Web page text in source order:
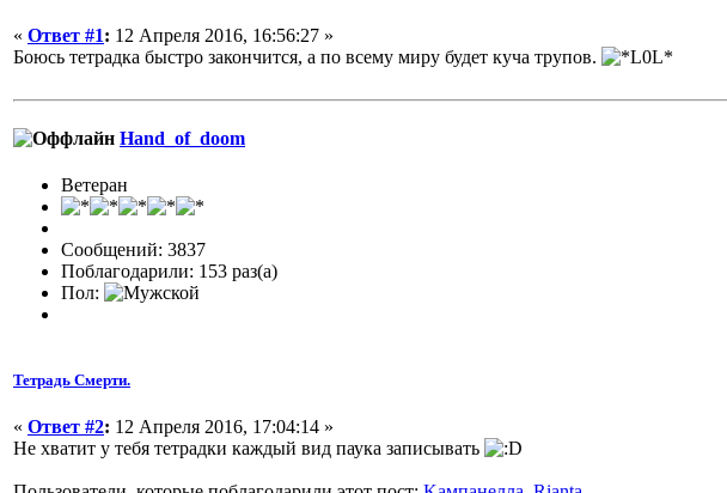
« Ответ #1: 12 Апреля 2016, 16:56:27 »
Боюсь тетрадка быстро закончится, а по всему миру будет куча трупов.
Hand_of_doom
Ветеран
Сообщений: 3837
Поблагодарили: 153 раз(а)
Пол:
Тетрадь Смерти.
« Ответ #2: 12 Апреля 2016, 17:04:14 »
Не хватит у тебя тетрадки каждый вид паука записывать